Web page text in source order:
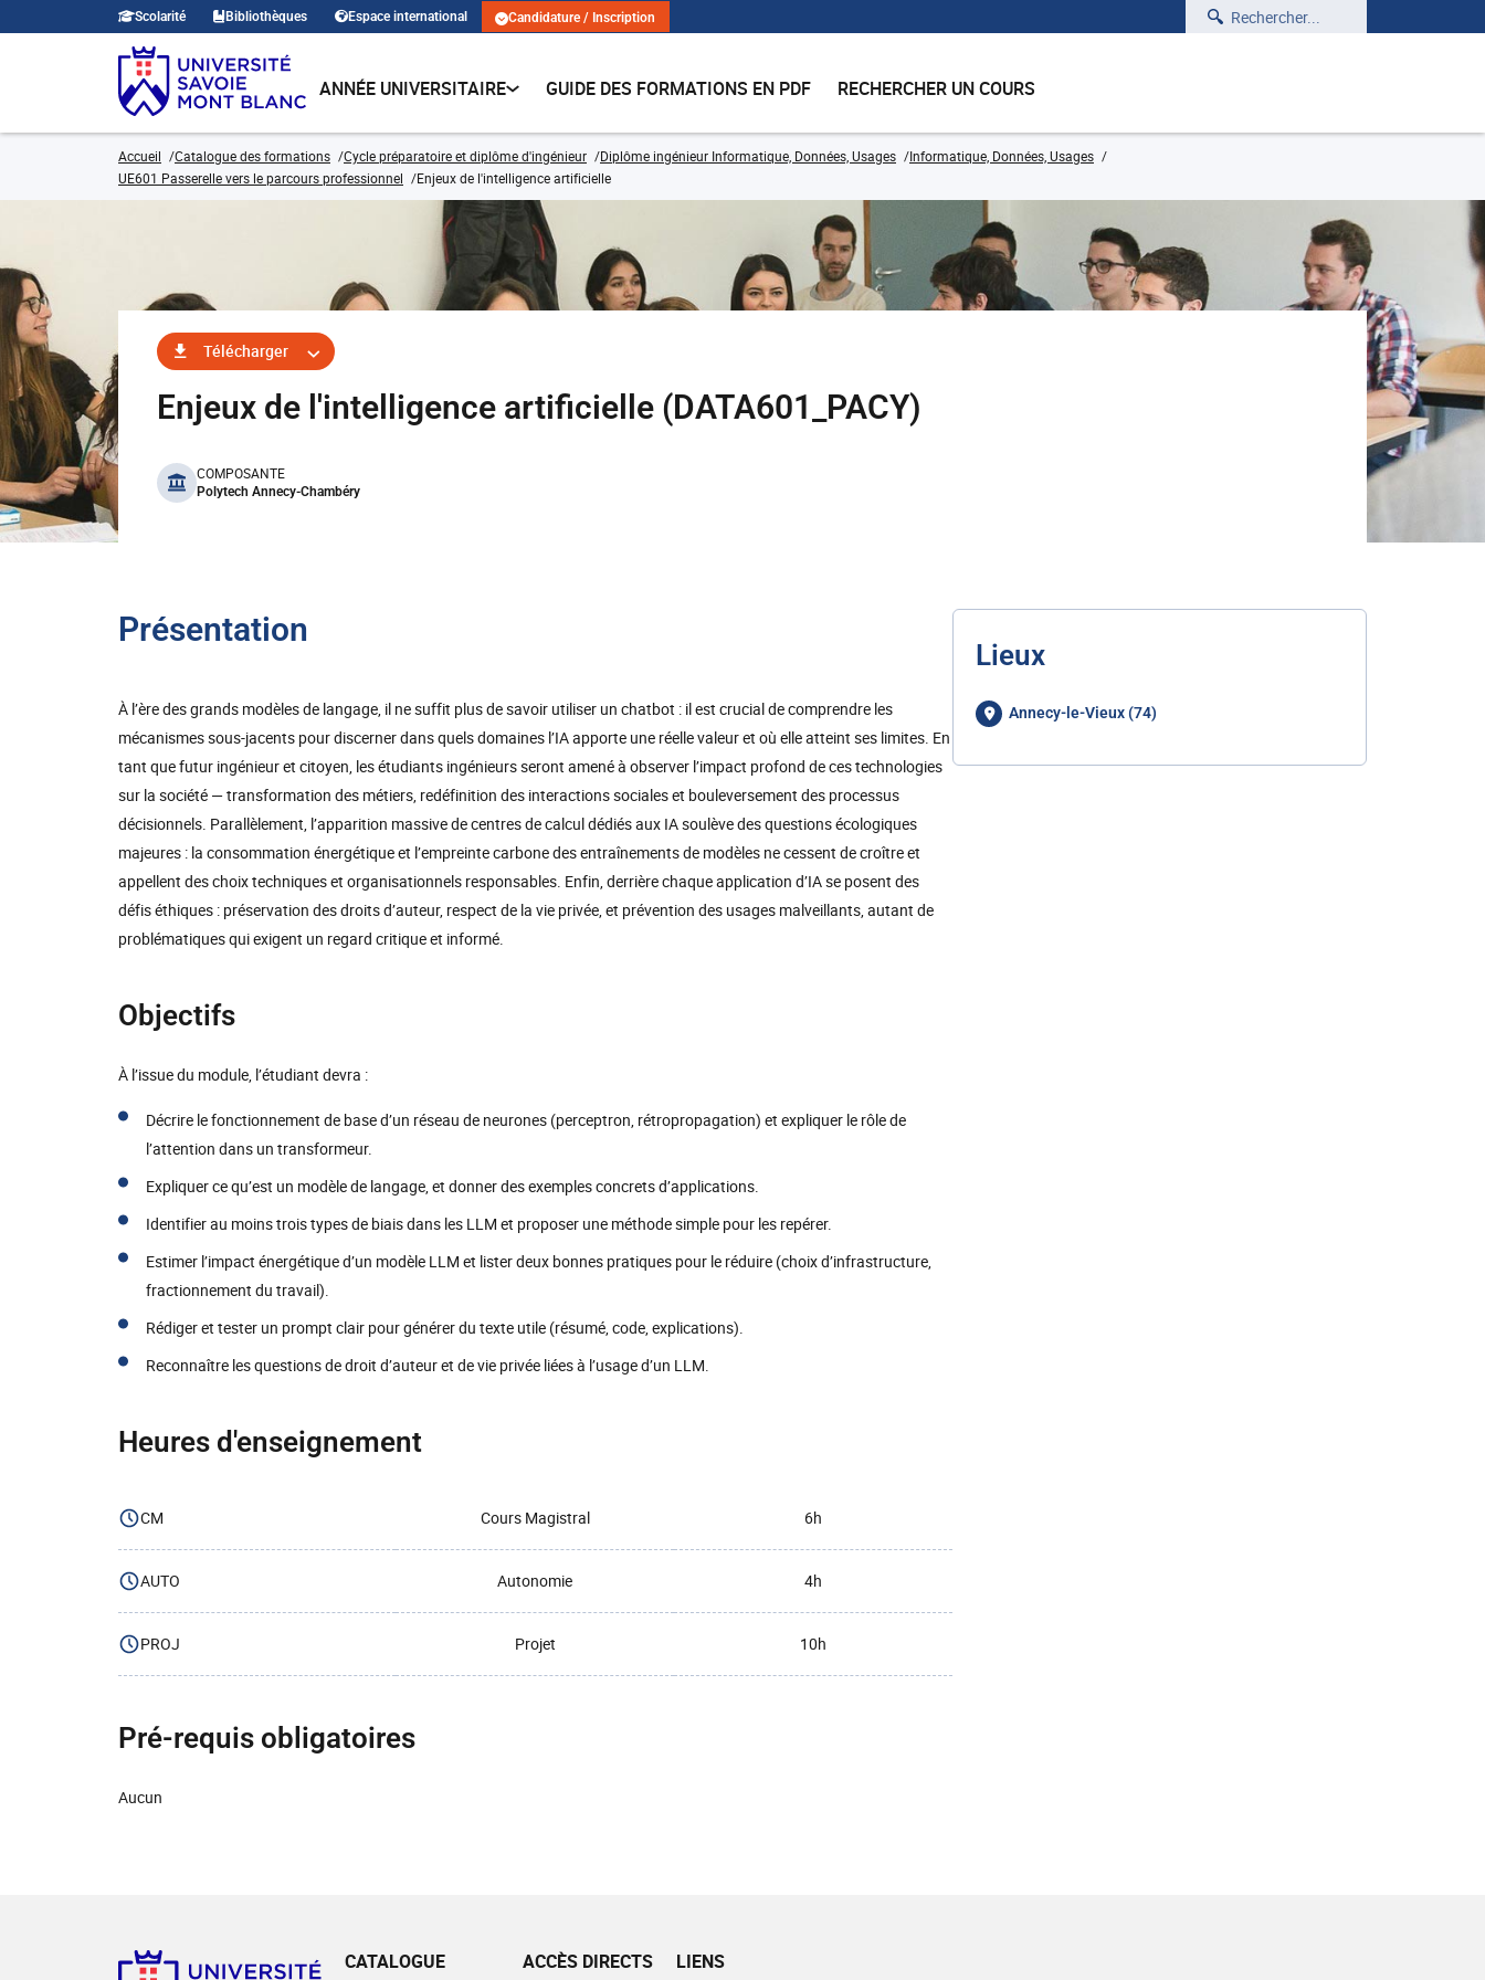
Scolarité Bibliothèques Espace international Candidature / Inscription Rechercher
ANNÉE UNIVERSITAIRE GUIDE DES FORMATIONS EN PDF RECHERCHER UN COURS
Accueil Catalogue des formations Cycle préparatoire et diplôme d'ingénieur Diplôme ingénieur Informatique, Données, Usages
Informatique, Données, Usages
UE601 Passerelle vers le parcours professionnel
Enjeux de l'intelligence artificielle
Télécharger
Enjeux de l'intelligence artificielle (DATA601_PACY)
benefits
COMPOSANTE
Polytech Annecy-Chambéry
Présentation
À l’ère des grands modèles de langage, il ne suffit plus de savoir utiliser un chatbot : il est crucial de comprendre les
mécanismes sous-jacents pour discerner dans quels domaines l’IA apporte une réelle valeur et où elle atteint ses limites. En
tant que futur ingénieur et citoyen, les étudiants ingénieurs seront amené à observer l’impact profond de ces technologies
sur la société — transformation des métiers, redéfinition des interactions sociales et bouleversement des processus
décisionnels. Parallèlement, l’apparition massive de centres de calcul dédiés aux IA soulève des questions écologiques
majeures : la consommation énergétique et l’empreinte carbone des entraînements de modèles ne cessent de croître et
appellent des choix techniques et organisationnels responsables. Enfin, derrière chaque application d’IA se posent des
défis éthiques : préservation des droits d’auteur, respect de la vie privée, et prévention des usages malveillants, autant de
problématiques qui exigent un regard critique et informé.
Objectifs
À l’issue du module, l’étudiant devra :
Décrire le fonctionnement de base d’un réseau de neurones (perceptron, rétropropagation) et expliquer le rôle de
l’attention dans un transformeur.
Expliquer ce qu’est un modèle de langage, et donner des exemples concrets d’applications.
Identifier au moins trois types de biais dans les LLM et proposer une méthode simple pour les repérer.
Estimer l’impact énergétique d’un modèle LLM et lister deux bonnes pratiques pour le réduire (choix d’infrastructure,
fractionnement du travail).
Rédiger et tester un prompt clair pour générer du texte utile (résumé, code, explications).
Reconnaître les questions de droit d’auteur et de vie privée liées à l’usage d’un LLM.
Heures d'enseignement
CM Cours Magistral 6h
AUTO Autonomie 4h
PROJ Projet 10h
Pré-requis obligatoires
Aucun
Lieux
Annecy-le-Vieux (74)
CATALOGUE ACCÈS DIRECTS LIENS